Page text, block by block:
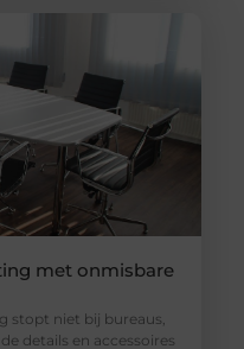
met onmisbare
stopt niet bij bureaus,
details en accessoires